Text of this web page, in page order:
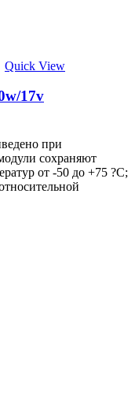
Quick View
17v
при
сохраняют
от -50 до +75 ?С;